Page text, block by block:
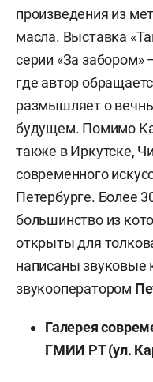
произведения из
масла. Выставка
серии «За забором»
где автор
размышляет о
будущем. Помимо
также в Иркутске,
современного
Петербурге. Более
большинство из
открыты для
написаны звуковые
звукооператором
Галерея
ГМИИ РТ (ул.